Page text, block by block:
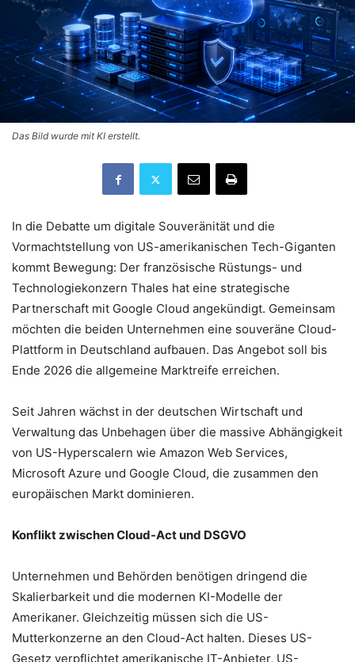
Das Bild wurde mit KI erstellt.
In die Debatte um digitale Souveränität und die
Vormachtstellung von US-amerikanischen Tech-Giganten
kommt Bewegung: Der französische Rüstungs- und
Technologiekonzern Thales hat eine strategische
Partnerschaft mit Google Cloud angekündigt. Gemeinsam
möchten die beiden Unternehmen eine souveräne Cloud-
Plattform in Deutschland aufbauen. Das Angebot soll bis
Ende 2026 die allgemeine Marktreife erreichen.
Seit Jahren wächst in der deutschen Wirtschaft und
Verwaltung das Unbehagen über die massive Abhängigkeit
von US-Hyperscalern wie Amazon Web Services,
Microsoft Azure und Google Cloud, die zusammen den
europäischen Markt dominieren.
Konflikt zwischen Cloud-Act und DSGVO
Unternehmen und Behörden benötigen dringend die
Skalierbarkeit und die modernen KI-Modelle der
Amerikaner. Gleichzeitig müssen sich die US-
Mutterkonzerne an den Cloud-Act halten. Dieses US-
Gesetz verpflichtet amerikanische IT-Anbieter, US-